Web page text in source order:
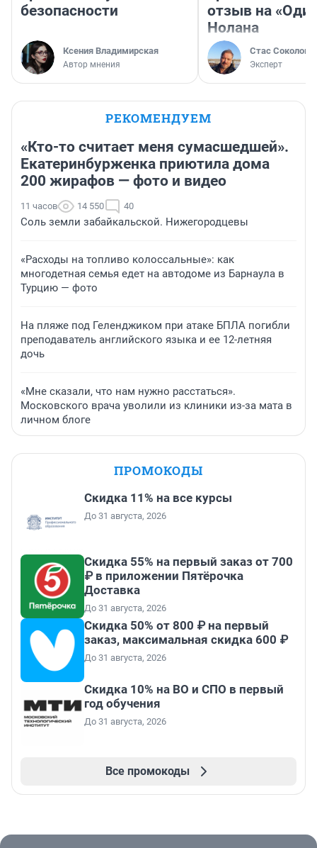
безопасности
Ксения Владимирская
Автор мнения
отзыв на
Нолана
Стас Соколов
Эксперт
РЕКОМЕНДУЕМ
«Кто-то считает меня сумасшедшей».
Екатеринбурженка приютила дома
200 жирафов — фото и видео
11 часов 14 550 40
Соль земли забайкальской. Нижегородцевы
«Расходы на топливо колоссальные»: как
многодетная семья едет на автодоме из Барнаула в
Турцию — фото
На пляже под Геленджиком при атаке БПЛА погибли
преподаватель английского языка и ее 12-летняя
дочь
«Мне сказали, что нам нужно расстаться».
Московского врача уволили из клиники из-за мата в
личном блоге
ПРОМОКОДЫ
Скидка 11% на все курсы
До 31 августа, 2026
Скидка 55% на первый заказ от 700
₽ в приложении Пятёрочка
Доставка
До 31 августа, 2026
Скидка 50% от 800 ₽ на первый
заказ, максимальная скидка 600 ₽
До 31 августа, 2026
Скидка 10% на ВО и СПО в первый
год обучения
До 31 августа, 2026
Все промокоды